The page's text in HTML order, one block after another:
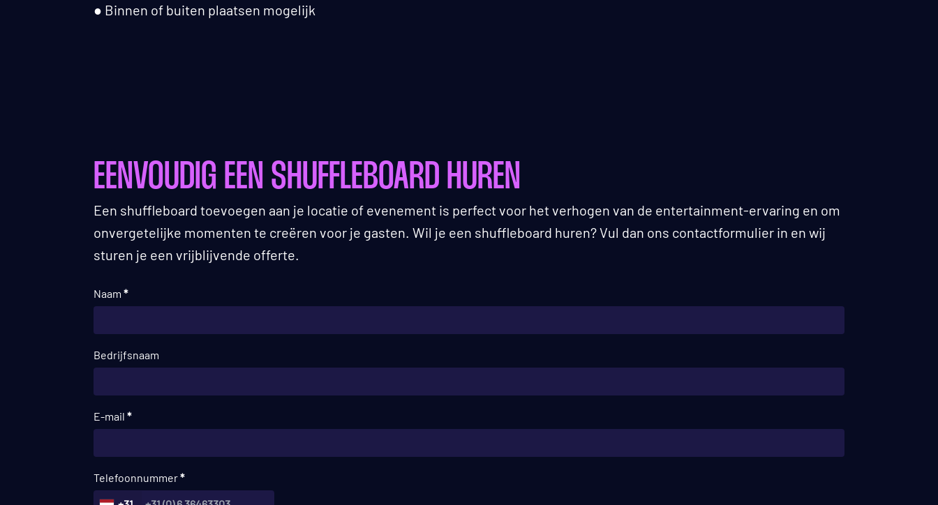
● Binnen of buiten plaatsen mogelijk
EENVOUDIG EEN SHUFFLEBOARD HUREN
Een shuffleboard toevoegen aan je locatie of evenement is perfect voor het verhogen van de entertainment-ervaring en om
onvergetelijke momenten te creëren voor je gasten. Wil je een shuffleboard huren? Vul dan ons contactformulier in en wij
sturen je een vrijblijvende offerte.
Naam*
Bedrijfsnaam
E-mail*
Telefoonnummer*